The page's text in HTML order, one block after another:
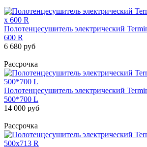
Полотенцесушитель электрический
600 R
6 680 руб
Рассрочка
Полотенцесушитель электрический
500*700 L
14 000 руб
Рассрочка